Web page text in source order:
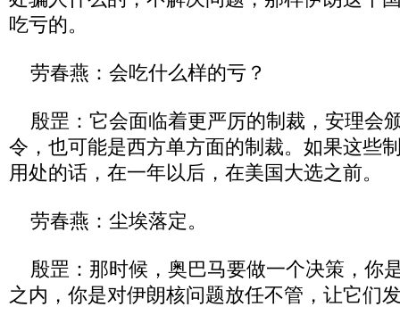
吃亏的。
劳春燕：会吃什么样的亏？
殷罡：它会面临着更严厉的制裁，安理会
令，也可能是西方单方面的制裁。如果这些
用处的话，在一年以后，在美国大选之前。
劳春燕：尘埃落定。
殷罡：那时候，奥巴马要做一个决策，你
之内，你是对伊朗核问题放任不管，让它们